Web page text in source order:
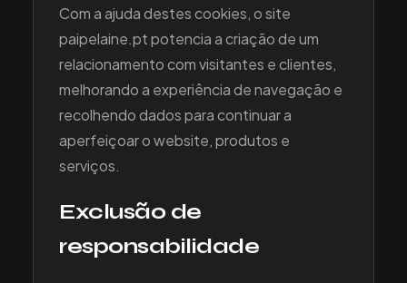
Com a ajuda destes cookies, o site
paipelaine.pt potencia a criação de um
relacionamento com visitantes e clientes,
melhorando a experiência de navegação e
recolhendo dados para continuar a
aperfeiçoar o website, produtos e
serviços.
Exclusão de
responsabilidade